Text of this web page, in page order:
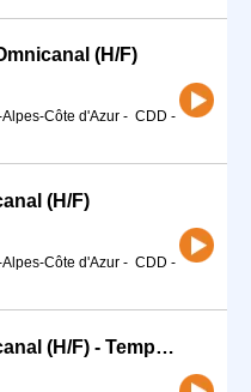
(H/F)
Côte d'Azur - CDD -
(H/F)
Côte d'Azur - CDD -
Conseiller-ère Vente Omnicanal (H/F) - Temps partiel